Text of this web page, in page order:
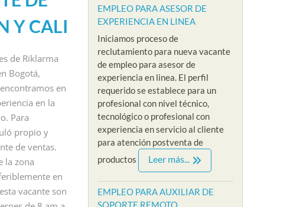
Y CALI
de Riklarma
Bogotá,
en
en la
Para
propio y
de ventas.
la zona
en
vacante son
EMPLEO PARA ASESOR DE
EXPERIENCIA EN LINEA
Iniciamos proceso de
reclutamiento para nueva vacante
de empleo para asesor de
experiencia en linea. El perfil
requerido se establece para un
profesional con nivel técnico,
tecnológico o profesional con
experiencia en servicio al cliente
para atención postventa de
productos
Leer más...
EMPLEO PARA AUXILIAR DE
SOPORTE REMOTO
SIN EXPERIENCIA
Riklarma/
para recepcionista
cadena hotelera
proceso de selección
vacante de empleo para
sin experiencia
Colombia....
EMPLEO PARA
PSICOLOGA SIN
EXPERIENCIA EN
MODO VIRTUAL
By Riklarma/
empleo para psicologa
Iniciamos nueva convocatoria
y proceso de reclutamiento
acerca de nuestra nueva
vacante de empleo para
psicologa sin...